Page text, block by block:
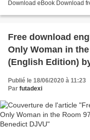
Download eBook Download
Free download
Only Woman in
(English Edition)
Publié le 18/06/2020 à 11:23
Par futadexi